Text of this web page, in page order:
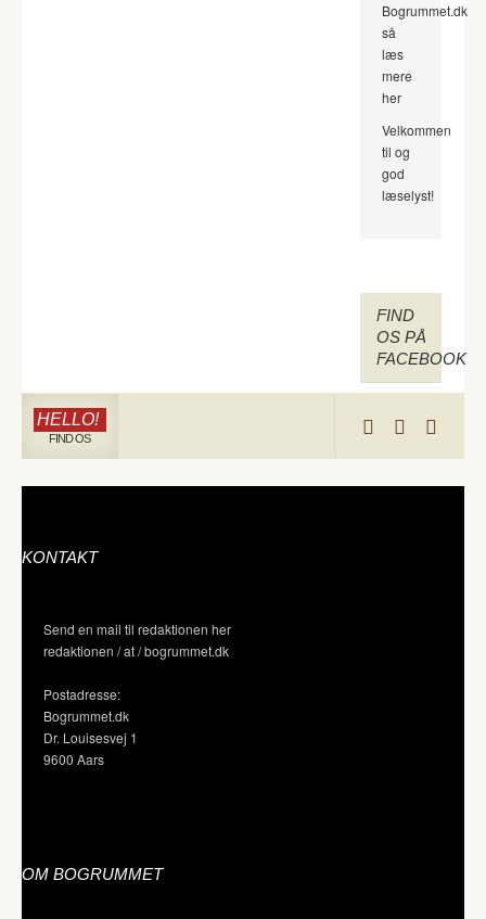
Bogrummet.dk
så
læs
mere
her
Velkommen
til og
god
læselyst!
FIND
OS PÅ
FACEBOOK
HELLO!
FIND OS
KONTAKT
Send en mail til redaktionen her
redaktionen / at / bogrummet.dk
Postadresse:
Bogrummet.dk
Dr. Louisesvej 1
9600 Aars
OM BOGRUMMET